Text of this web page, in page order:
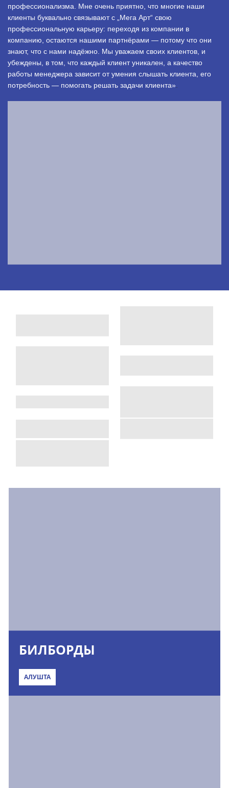
профессионализма. Мне очень приятно, что многие наши
клиенты буквально связывают с „Мега Арт“ свою
профессиональную карьеру: переходя из компании в
компанию, остаются нашими партнёрами — потому что они
знают, что с нами надёжно. Мы уважаем своих клиентов, и
убеждены, в том, что каждый клиент уникален, а качество
работы менеджера зависит от умения слышать клиента, его
потребность — помогать решать задачи клиента».
БИЛБОРДЫ
АЛУШТА